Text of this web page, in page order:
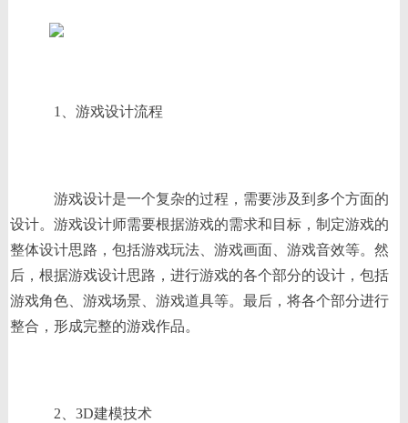
1、游戏设计流程
游戏设计是一个复杂的过程，需要涉及到多个方面的
设计。游戏设计师需要根据游戏的需求和目标，制定游戏的
整体设计思路，包括游戏玩法、游戏画面、游戏音效等。然
后，根据游戏设计思路，进行游戏的各个部分的设计，包括
游戏角色、游戏场景、游戏道具等。最后，将各个部分进行
整合，形成完整的游戏作品。
2、3D建模技术